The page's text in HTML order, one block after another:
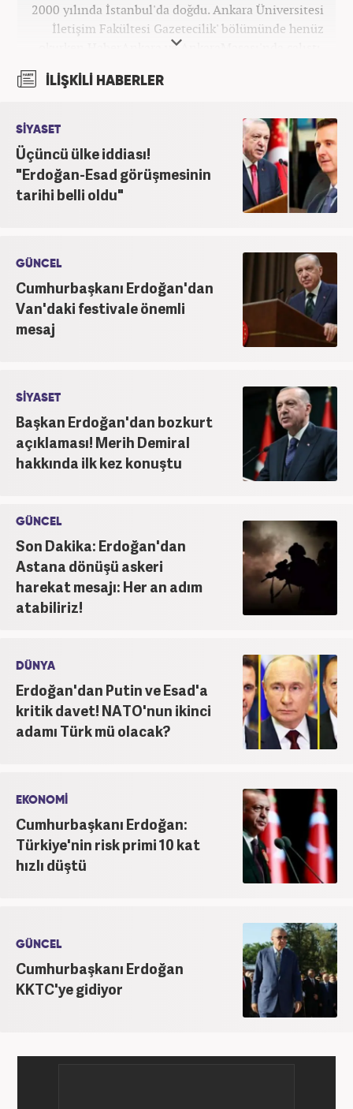
2000 yılında İstanbul'da doğdu. Ankara Üniversitesi
İletişim Fakültesi Gazetecilik' bölümünde henüz
okurken HaberAnkara ve AnkaraMasası'nda çalıştı.
2022 yılındaki mezuniyetinin ardından Beyaz TV'de
'Haber Editörü' pozisyonunda görev aldı. 2024
Editörü kariyerine devam etmektedir.
İLİŞKİLİ HABERLER
SİYASET
Üçüncü ülke iddiası!
"Erdoğan-Esad görüşmesinin
tarihi belli oldu"
GÜNCEL
Cumhurbaşkanı Erdoğan'dan
Van'daki festivale önemli
mesaj
SİYASET
Başkan Erdoğan'dan bozkurt
açıklaması! Merih Demiral
hakkında ilk kez konuştu
GÜNCEL
Son Dakika: Erdoğan'dan
Astana dönüşü askeri
harekat mesajı: Her an adım
atabiliriz!
DÜNYA
Erdoğan'dan Putin ve Esad'a
kritik davet! NATO'nun ikinci
adamı Türk mü olacak?
EKONOMİ
Cumhurbaşkanı Erdoğan:
Türkiye'nin risk primi 10 kat
hızlı düştü
GÜNCEL
Cumhurbaşkanı Erdoğan
KKTC'ye gidiyor